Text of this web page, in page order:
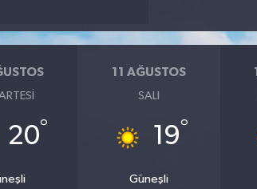
20°
11 AĞUSTOS
SALI
19°
Güneşli